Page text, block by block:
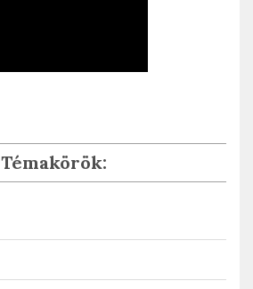
Témakörök: